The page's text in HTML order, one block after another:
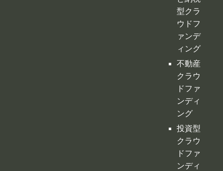
ング
ふるさ
と納税
型クラ
ウドフ
ァンデ
ィング
不動産
クラウ
ドファ
ンディ
ング
投資型